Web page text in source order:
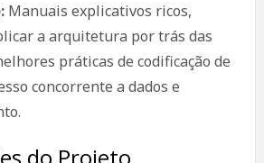
Manuais explicativos ricos,
a arquitetura por trás das
práticas de codificação de
concorrente a dados e